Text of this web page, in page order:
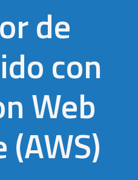
de
con
Web
(AWS)